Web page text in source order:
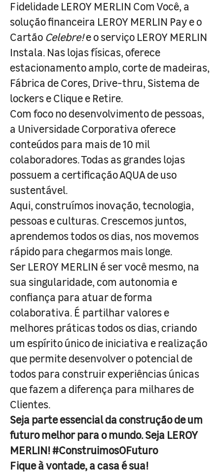
Fidelidade LEROY MERLIN Com Você, a
solução financeira LEROY MERLIN Pay e o
Cartão Celebre!e o serviço LEROY MERLIN
Instala. Nas lojas físicas, oferece
estacionamento amplo, corte de madeiras,
Fábrica de Cores, Drive-thru, Sistema de
lockers e Clique e Retire.
Com foco no desenvolvimento de pessoas,
a Universidade Corporativa oferece
conteúdos para mais de 10 mil
colaboradores. Todas as grandes lojas
possuem a certificação AQUA de uso
sustentável.
Aqui, construímos inovação, tecnologia,
pessoas e culturas. Crescemos juntos,
aprendemos todos os dias, nos movemos
rápido para chegarmos mais longe.
Ser LEROY MERLIN é ser você mesmo, na
sua singularidade, com autonomia e
confiança para atuar de forma
colaborativa. É partilhar valores e
melhores práticas todos os dias, criando
um espírito único de iniciativa e realização
que permite desenvolver o potencial de
todos para construir experiências únicas
que fazem a diferença para milhares de
Clientes.
Seja parte essencial da construção de um
futuro melhor para o mundo. Seja LEROY
MERLIN! #ConstruimosOFuturo
Fique à vontade, a casa é sua!